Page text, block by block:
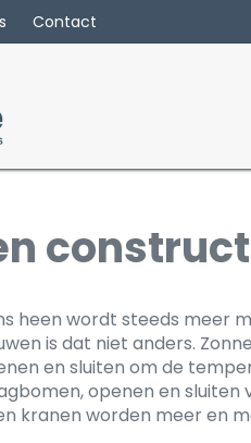
Contact
heen wordt steeds meer
is dat niet anders.
en sluiten om de
openen en sluiten
kranen worden meer en